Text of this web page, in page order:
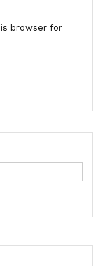
browser for